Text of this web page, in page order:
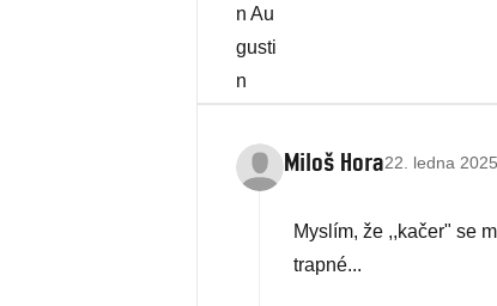
Miloš Hora22. ledna
Myslím, že ,,kačer" se
trapné...